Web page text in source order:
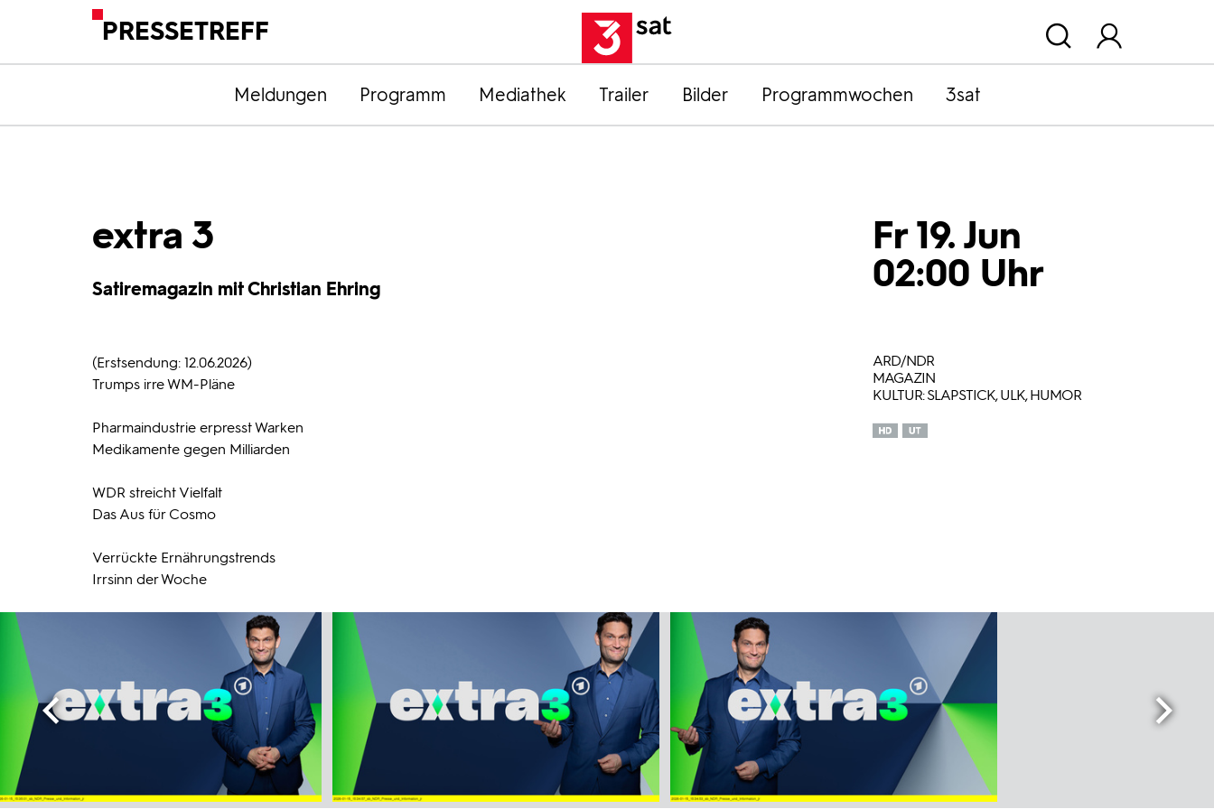
PRESSETREFF
Meldungen Programm Mediathek Trailer Bilder Programmwochen 3sat
extra 3
Satiremagazin mit Christian Ehring
Fr 19. Jun
02:00 Uhr
(Erstsendung: 12.06.2026)
Trumps irre WM-Pläne
Pharmaindustrie erpresst Warken
Medikamente gegen Milliarden
WDR streicht Vielfalt
Das Aus für Cosmo
Verrückte Ernährungstrends
Irrsinn der Woche
ARD/NDR
MAGAZIN
KULTUR: SLAPSTICK, ULK, HUMOR